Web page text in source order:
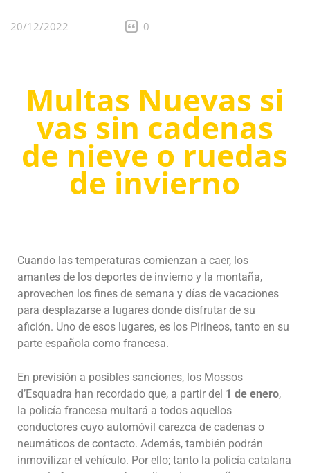
20/12/2022 0
Multas Nuevas si
vas sin cadenas
de nieve o ruedas
de invierno
Cuando las temperaturas comienzan a caer, los
amantes de los deportes de invierno y la montaña,
aprovechen los fines de semana y días de vacaciones
para desplazarse a lugares donde disfrutar de su
afición. Uno de esos lugares, es los Pirineos, tanto en su
parte española como francesa.
En previsión a posibles sanciones, los Mossos
d’Esquadra han recordado que, a partir del 1 de enero,
la policía francesa multará a todos aquellos
conductores cuyo automóvil carezca de cadenas o
neumáticos de contacto. Además, también podrán
inmovilizar el vehículo. Por ello; tanto la policía catalana